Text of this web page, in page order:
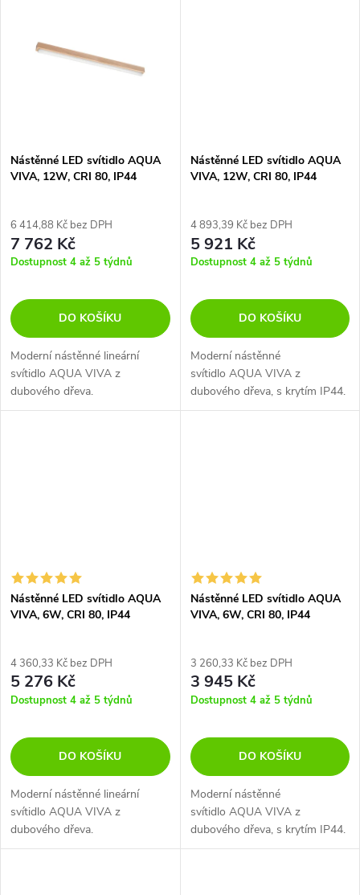
Nástěnné LED svítidlo AQUA
VIVA, 12W, CRI 80, IP44
6 414,88 Kč bez DPH
7 762 Kč
Dostupnost 4 až 5 týdnů
DO KOŠÍKU
Moderní nástěnné lineární
svítidlo AQUA VIVA z
dubového dřeva.
Nástěnné LED svítidlo AQUA
VIVA, 12W, CRI 80, IP44
4 893,39 Kč bez DPH
5 921 Kč
Dostupnost 4 až 5 týdnů
DO KOŠÍKU
Moderní nástěnné
svítidlo AQUA VIVA z
dubového dřeva, s krytím IP44.
Nástěnné LED svítidlo AQUA
VIVA, 6W, CRI 80, IP44
4 360,33 Kč bez DPH
5 276 Kč
Dostupnost 4 až 5 týdnů
DO KOŠÍKU
Moderní nástěnné lineární
svítidlo AQUA VIVA z
dubového dřeva.
Nástěnné LED svítidlo AQUA
VIVA, 6W, CRI 80, IP44
3 260,33 Kč bez DPH
3 945 Kč
Dostupnost 4 až 5 týdnů
DO KOŠÍKU
Moderní nástěnné
svítidlo AQUA VIVA z
dubového dřeva, s krytím IP44.